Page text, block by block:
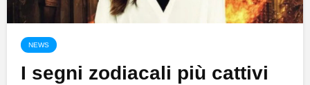
NEWS
I segni zodiacali più cattivi